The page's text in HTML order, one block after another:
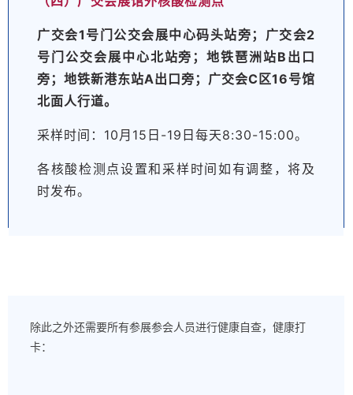
广交会1号门公交会展中心码头站旁；广交会2
号门公交会展中心北站旁；地铁琶洲站B出口
旁；地铁新港东站A出口旁；广交会C区16号馆
北面人行道。
采样时间：10月15日-19日每天8:30-15:00。
各核酸检测点设置和采样时间如有调整，将及
时发布。
除此之外还需要所有参展参会人员进行健康自查，健康打
卡：